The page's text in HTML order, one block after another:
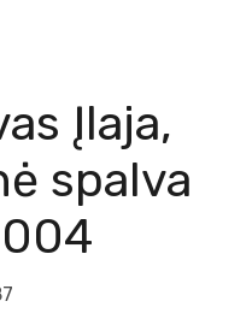
Įlaja,
spalva